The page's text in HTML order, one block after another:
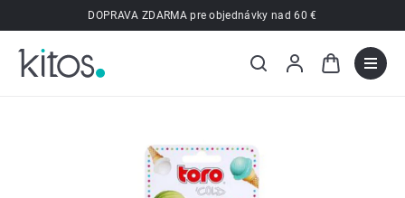
na
obsah
DOPRAVA ZDARMA pre objednávky nad 60 €